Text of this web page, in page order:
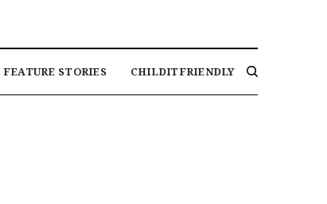
FEATURE STORIES CHILDITFRIENDLY